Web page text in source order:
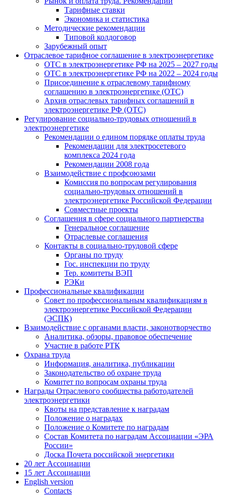
Тарифные ставки
Экономика и статистика
Методические рекомендации
Типовой колдоговор
Зарубежный опыт
Отраслевое тарифное соглашение в электроэнергетике
ОТС в электроэнергетике РФ на 2025 – 2027 годы
ОТС в электроэнергетике РФ на 2022 – 2024 годы
Присоединение к отраслевому тарифному
соглашению в электроэнергетике (ОТС)
Архив отраслевых тарифных соглашений в
электроэнергетике РФ (ОТС)
Регулирование социально-трудовых отношений в
электроэнергетике
Рекомендации о едином порядке оплаты труда
Рекомендации для электросетевого
комплекса 2024 года
Рекомендации 2008 года
Взаимодействие с профсоюзами
Комиссия по вопросам регулирования
социально-трудовых отношений в
электроэнергетике Российской Федерации
Совместные проекты
Соглашения в сфере социального партнерства
Генеральное соглашение
Отраслевые соглашения
Контакты в социально-трудовой сфере
Органы по труду
Гос. инспекции по труду
Тер. комитеты ВЭП
РЭКи
Профессиональные квалификации
Совет по профессиональным квалификациям в
электроэнергетике Российской Федерации
(ЭСПК)
Взаимодействие с органами власти, законотворчество
Аналитика, обзоры, правовое обеспечение
Участие в работе РТК
Охрана труда
Информация, аналитика, публикации
Законодательство об охране труда
Комитет по вопросам охраны труда
Награды Отраслевого сообщества работодателей
электроэнергетики
Квоты на представление к наградам
Положение о наградах
Положение о Комитете по наградам
Состав Комитета по наградам Ассоциации «ЭРА
России»
Доска Почета российской энергетики
20 лет Ассоциации
15 лет Ассоциации
English version
Contacts